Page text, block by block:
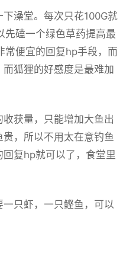
澡堂。每次只花100G就
先磕一个绿色草药提高最
常便宜的回复hp手段，而
狐狸的好感度是最难加
获量，只能增加大鱼出
，所以不用太在意钓鱼
复hp就可以了，食堂里
只虾，一只鲣鱼，可以